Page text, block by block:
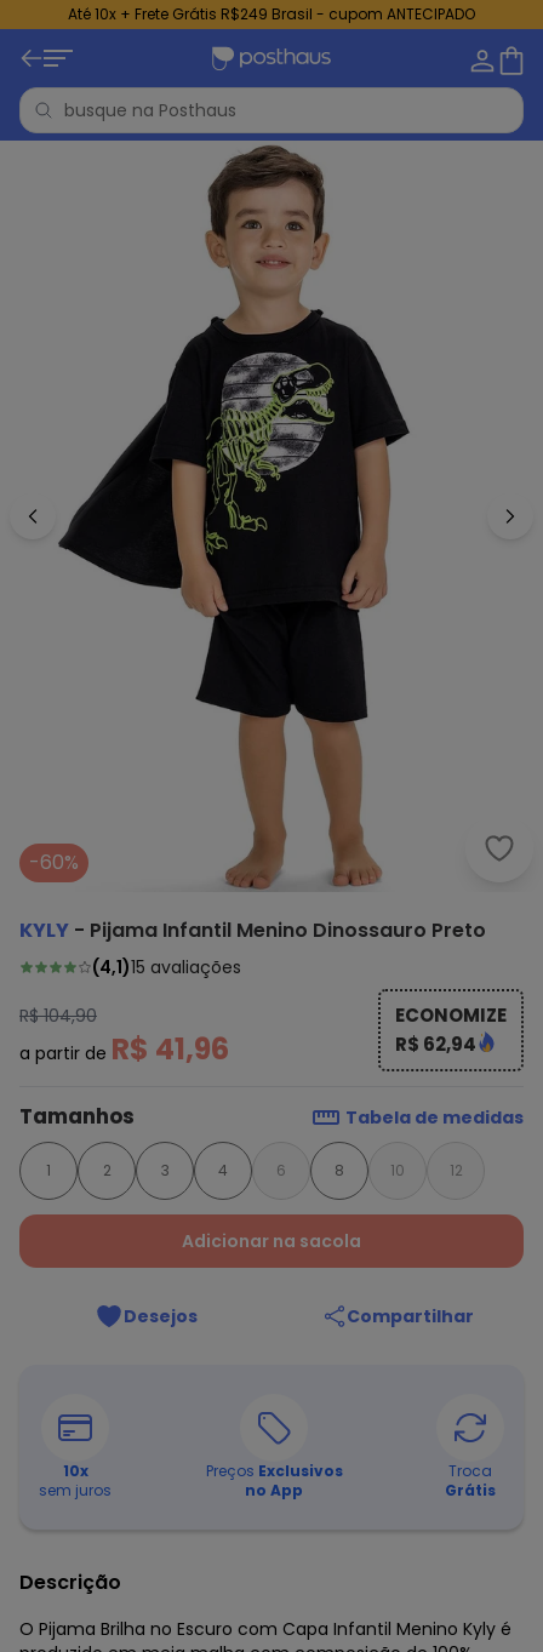
Até 10x + Frete Grátis R$249 Brasil - cupom ANTECIPADO
Kyly
-60%
KYLY - Pijama Infantil Menino Dinossauro Preto
(4,1)15 avaliações
R$ 104,90
a partir de R$ 41,96
ECONOMIZE
R$ 62,94
Tamanhos Tabela de medidas
1 2 3 4 6 8 10 12
Adicionar na sacola
Desejos Compartilhar
10x
sem juros
Preços Exclusivos
no App
Troca
Grátis
Descrição
O Pijama Brilha no Escuro com Capa Infantil Menino Kyly é